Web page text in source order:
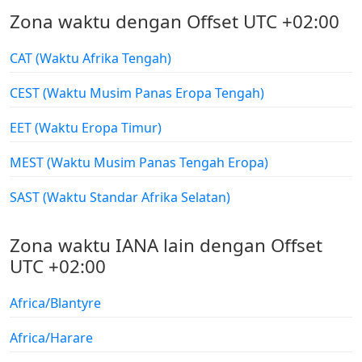
Zona waktu dengan Offset UTC +02:00
CAT (Waktu Afrika Tengah)
CEST (Waktu Musim Panas Eropa Tengah)
EET (Waktu Eropa Timur)
MEST (Waktu Musim Panas Tengah Eropa)
SAST (Waktu Standar Afrika Selatan)
Zona waktu IANA lain dengan Offset
UTC +02:00
Africa/Blantyre
Africa/Harare